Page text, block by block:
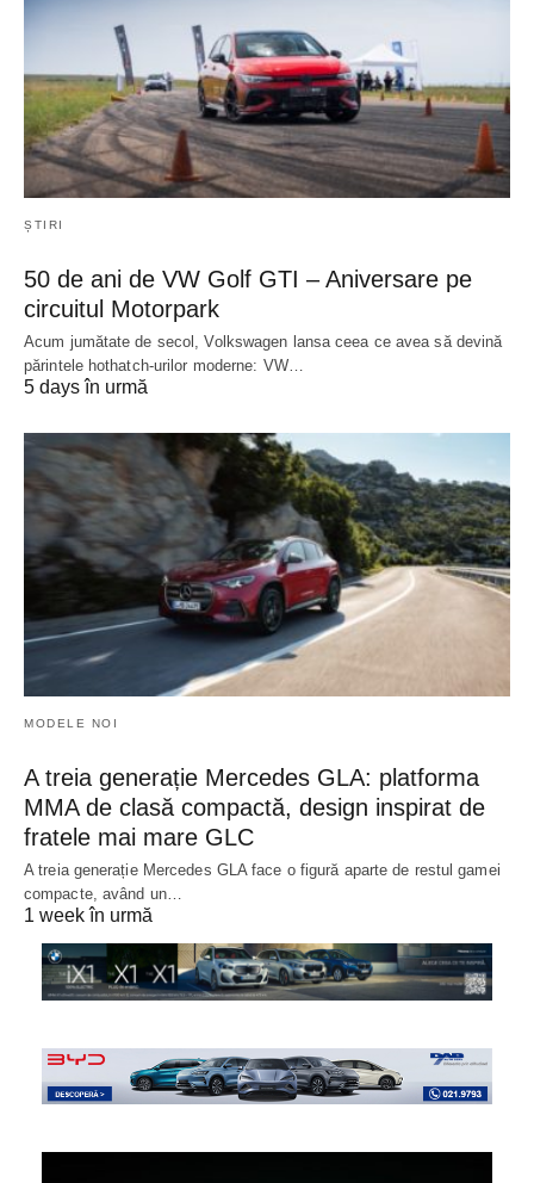
ȘTIRI
50 de ani de VW Golf GTI – Aniversare pe
circuitul Motorpark
Acum jumătate de secol, Volkswagen lansa ceea ce avea să devină
părintele hothatch-urilor moderne: VW…
5 days în urmă
MODELE NOI
A treia generație Mercedes GLA: platforma
MMA de clasă compactă, design inspirat de
fratele mai mare GLC
A treia generație Mercedes GLA face o figură aparte de restul gamei
compacte, având un…
1 week în urmă